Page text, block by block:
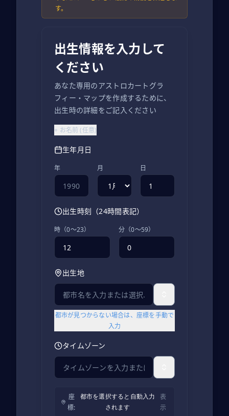
す。
出生情報を入力して
ください
あなた専用のアストロカートグラ
フィー・マップを作成するために、
出生時の詳細をご記入ください
+ お名前 (任意)
生年月日
年 月 日
出生時刻（24時間表記）
時（0〜23） 分（0〜59）
出生地
都市が見つからない場合は、座標を手動で
入力
タイムゾーン
座
標:
都市を選択すると自動入力
されます
表
示